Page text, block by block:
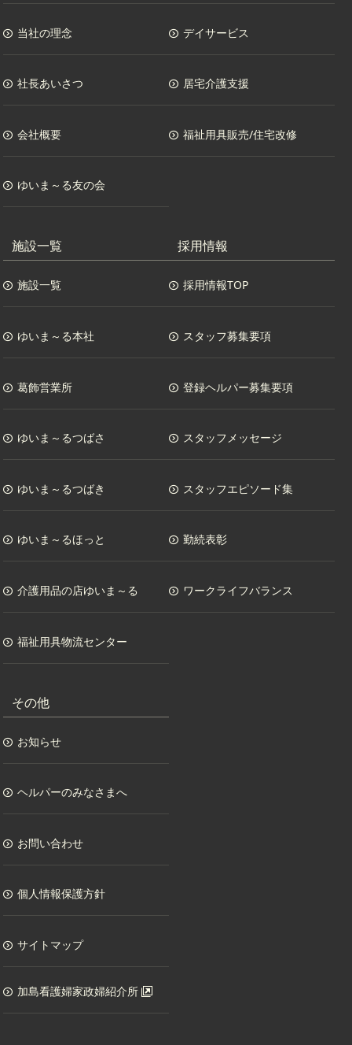
当社の理念
社長あいさつ
会社概要
ゆいま～る友の会
デイサービス
居宅介護支援
福祉用具販売/住宅改修
施設一覧
施設一覧
ゆいま～る本社
葛飾営業所
ゆいま～るつばさ
ゆいま～るつばき
ゆいま～るほっと
介護用品の店ゆいま～る
福祉用具物流センター
採用情報
採用情報TOP
スタッフ募集要項
登録ヘルパー募集要項
スタッフメッセージ
スタッフエピソード集
勤続表彰
ワークライフバランス
その他
お知らせ
ヘルパーのみなさまへ
お問い合わせ
個人情報保護方針
サイトマップ
加島看護婦家政婦紹介所